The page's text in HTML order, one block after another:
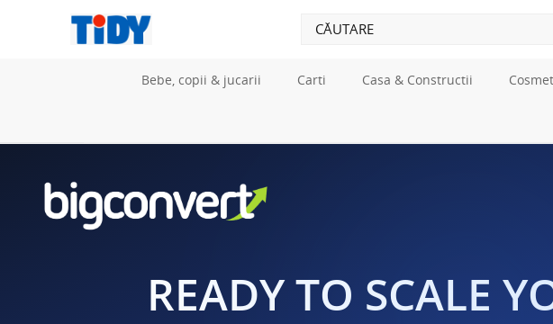
Bebe, copii & jucarii Carti Casa & Constructii
READY TO SCALE